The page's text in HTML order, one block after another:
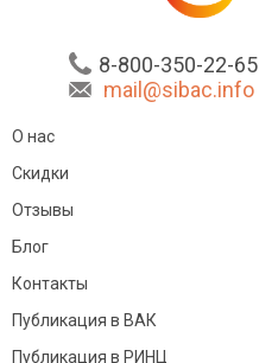
8-800-350-22-65
mail@sibac.info
О нас
Скидки
Отзывы
Блог
Контакты
Публикация в ВАК
Публикация в РИНЦ